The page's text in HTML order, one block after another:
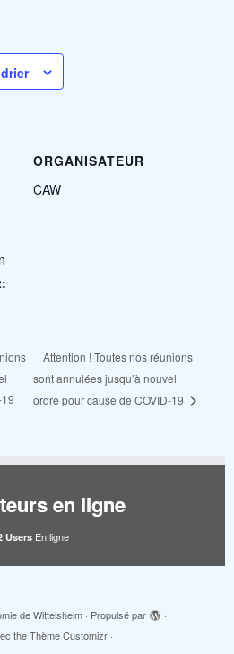
ORGANISATEUR
CAW
Attention ! Toutes nos réunions
sont annulées jusqu’à nouvel
ordre pour cause de COVID-19
en ligne
Users En ligne
de Wittelsheim · Propulsé par
·
theThème Customizr·